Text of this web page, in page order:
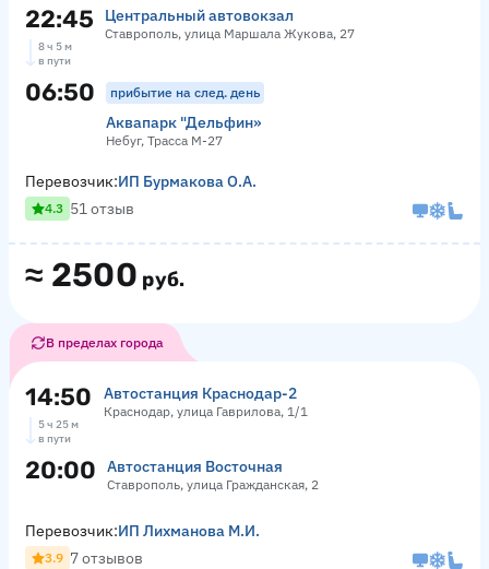
22:45 Центральный автовокзал
Ставрополь, улица Маршала Жукова, 27
8 ч 5 м
в пути
06:50 прибытие на след. день
Аквапарк "Дельфин»
Небуг, Трасса М-27
≈ 2500 руб.
Перевозчик:ИП Бурмакова О.А.
4.3 51 отзыв
В пределах города
14:50 Автостанция Краснодар-2
Краснодар, улица Гаврилова, 1/1
5 ч 25 м
в пути
20:00 Автостанция Восточная
Ставрополь, улица Гражданская, 2
Перевозчик:ИП Лихманова М.И.
3.9 7 отзывов